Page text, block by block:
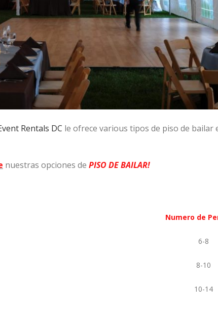
Rentals DC le ofrece various tipos de piso de bailar
nuestras opciones de PISO DE BAILAR!
Numero de
6-8
8-10
10-14